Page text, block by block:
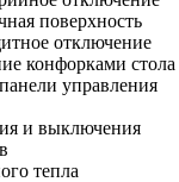
поверхность
отключение
конфорками стола
управления
и выключения
тепла